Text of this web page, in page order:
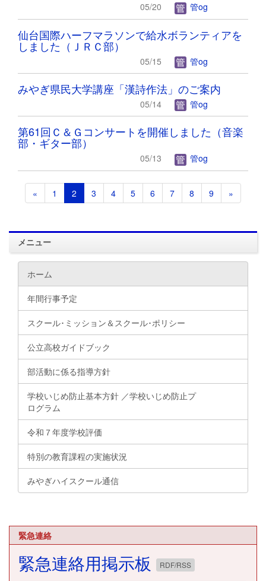
05/20 管og
仙台国際ハーフマラソンで給水ボランティアを
しました（ＪＲＣ部）
05/15 管og
みやぎ県民大学講座「漢詩作法」のご案内
05/14 管og
第61回Ｃ＆Ｇコンサートを開催しました（音楽
部・ギター部）
05/13 管og
« 1 2 3 4 5 6 7 8 9 »
メニュー
ホーム
年間行事予定
スクール･ミッション＆スクール･ポリシー
公立高校ガイドブック
部活動に係る指導方針
学校いじめ防止基本方針 ／学校いじめ防止プ
ログラム
令和７年度学校評価
特別の教育課程の実施状況
みやぎハイスクール通信
緊急連絡
緊急連絡用掲示板 RDF/RSS